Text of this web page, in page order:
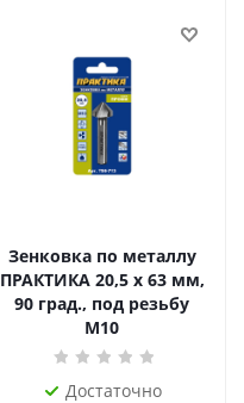
Зенковка по металлу
ПРАКТИКА 20,5 х 63 мм,
90 град., под резьбу
М10
Достаточно